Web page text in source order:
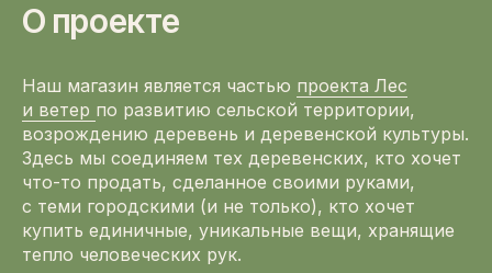
О проекте
Наш магазин является частью проекта Лес
и ветер по развитию сельской территории,
возрождению деревень и деревенской культуры.
Здесь мы соединяем тех деревенских, кто хочет
что-то продать, сделанное своими руками,
с теми городскими (и не только), кто хочет
купить единичные, уникальные вещи, хранящие
тепло человеческих рук.